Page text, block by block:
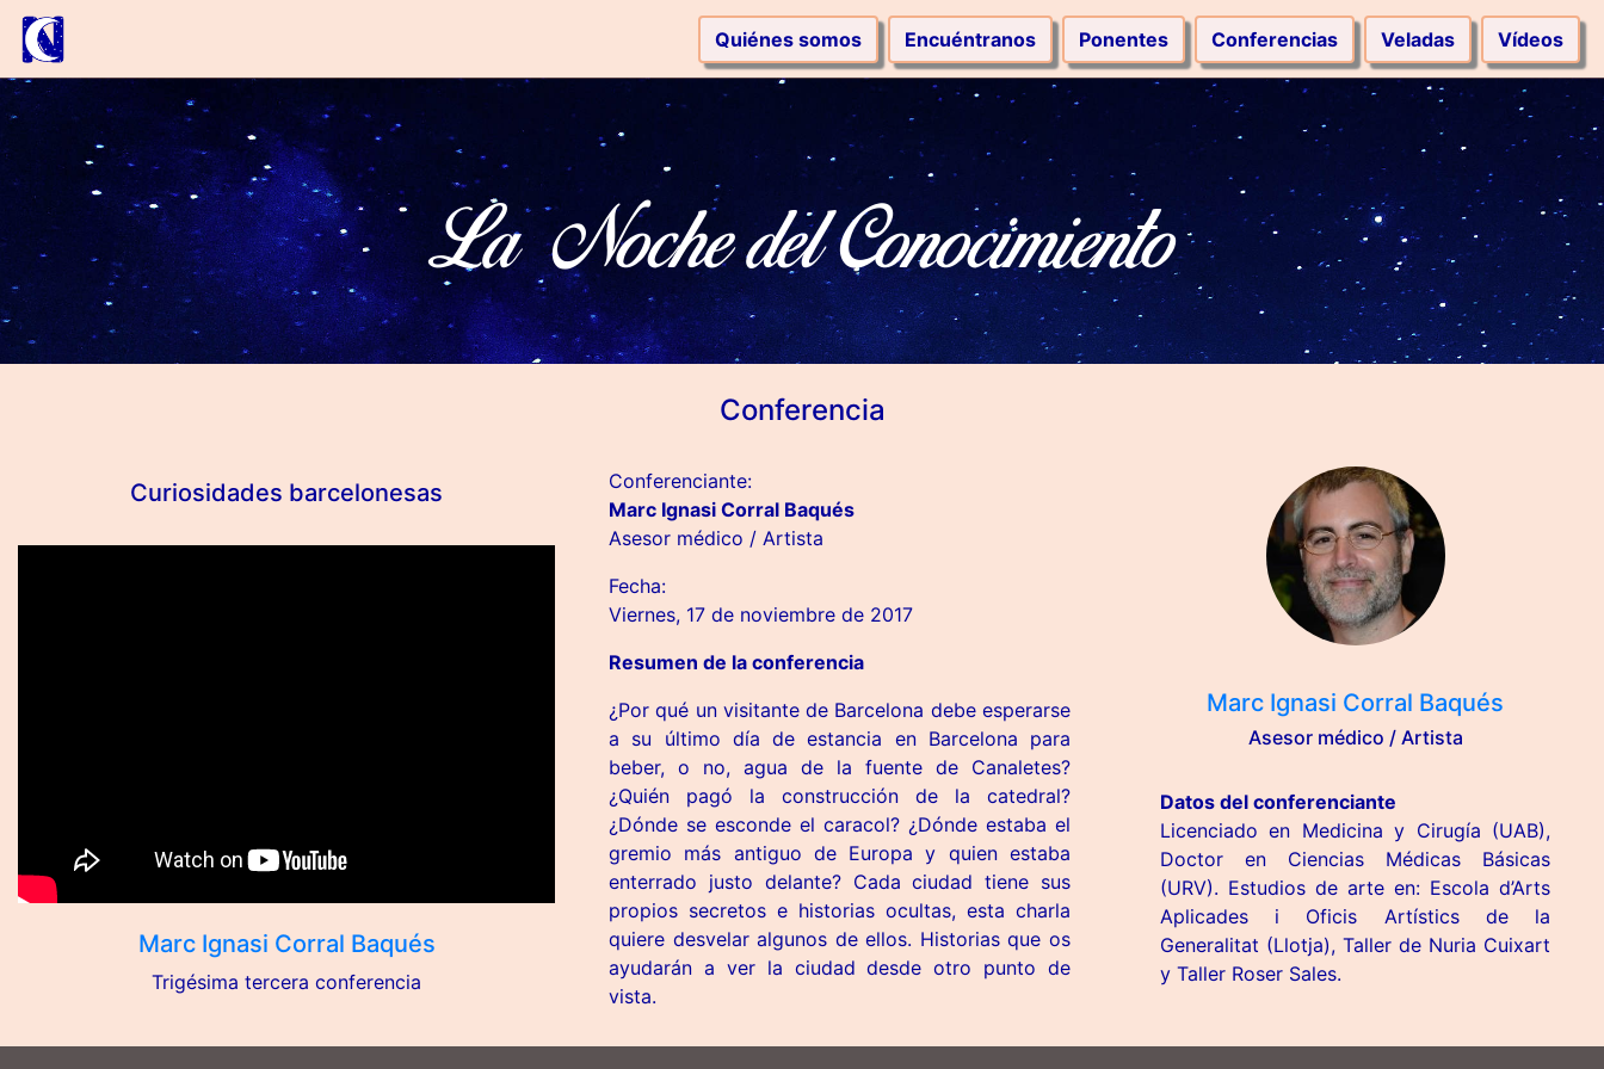
Quiénes somos Encuéntranos Ponentes Conferencias Veladas Vídeos
La Noche del Conocimiento
Conferencia
Curiosidades barcelonesas
Marc Ignasi Corral Baqués
Trigésima tercera conferencia
Conferenciante:
Marc Ignasi Corral Baqués
Asesor médico / Artista
Fecha:
Viernes, 17 de noviembre de 2017
Resumen de la conferencia
¿Por qué un visitante de Barcelona debe esperarse
a su último día de estancia en Barcelona para
beber, o no, agua de la fuente de Canaletes?
¿Quién pagó la construcción de la catedral?
¿Dónde se esconde el caracol? ¿Dónde estaba el
gremio más antiguo de Europa y quien estaba
enterrado justo delante? Cada ciudad tiene sus
propios secretos e historias ocultas, esta charla
quiere desvelar algunos de ellos. Historias que os
ayudarán a ver la ciudad desde otro punto de
vista.
Marc Ignasi Corral Baqués
Asesor médico / Artista
Datos del conferenciante
Licenciado en Medicina y Cirugía (UAB),
Doctor en Ciencias Médicas Básicas
(URV). Estudios de arte en: Escola d’Arts
Aplicades i Oficis Artístics de la
Generalitat (Llotja), Taller de Nuria Cuixart
y Taller Roser Sales.